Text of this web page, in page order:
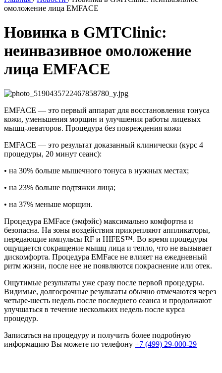
омоложение лица EMFACE
Новинка в GMTClinic:
неинвазивное омоложение
лица EMFACE
EMFACE — это первый аппарат для восстановления тонуса
кожи, уменьшения морщин и улучшения работы лицевых
мышц-леваторов. Процедура без повреждения кожи
EMFACE — это результат доказанный клинически (курс 4
процедуры, 20 минут сеанс):
• на 30% больше мышечного тонуса в нужных местах;
• на 23% больше подтяжки лица;
• на 37% меньше морщин.
Процедура EMFace (эмфэйс) максимально комфортна и
безопасна. На зоны воздействия прикрепляют аппликаторы,
передающие импульсы RF и HIFES™. Во время процедуры
ощущается сокращение мышц лица и тепло, что не вызывает
дискомфорта. Процедура EMFace не влияет на ежедневный
ритм жизни, после нее не появляются покраснение или отек.
Ощутимые результаты уже сразу после первой процедуры.
Видимые, долгосрочные результаты обычно отмечаются через
четыре-шесть недель после последнего сеанса и продолжают
улучшаться в течение нескольких недель после курса
процедур.
Записаться на процедуру и получить более подробную
информацию Вы можете по телефону +7 (499) 29-000-29